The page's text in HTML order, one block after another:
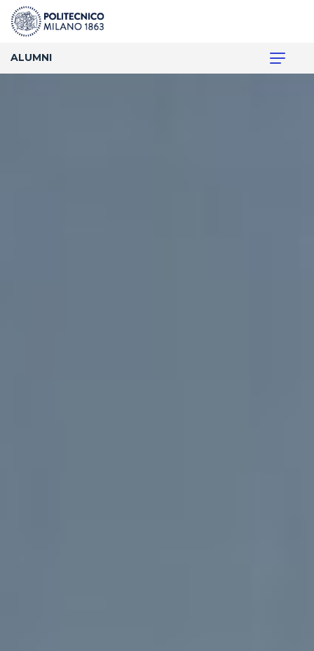
ALUMNI